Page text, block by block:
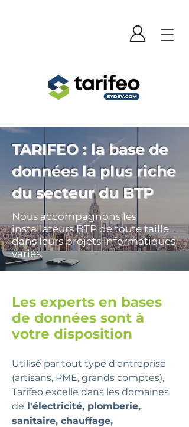
TARIFEO : la base de
données la plus riche
du secteur du BTP
Nous accompagnons les
installateurs BTP de toute taille
dans leurs projets informatiques
variés.
Les experts en bases
de données sont à
votre disposition
Utilisé par tout type d'entreprise
(artisans, PME, grands comptes),
Tarifeo excelle dans les domaines
de l'électricité, plomberie,
sanitaire, chauffage,